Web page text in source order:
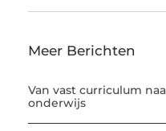
Meer Berichten
Van vast curriculum
onderwijs